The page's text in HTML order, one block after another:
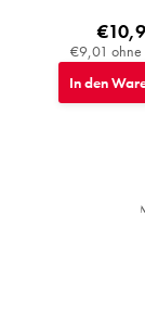
€9,01 ohne
In den